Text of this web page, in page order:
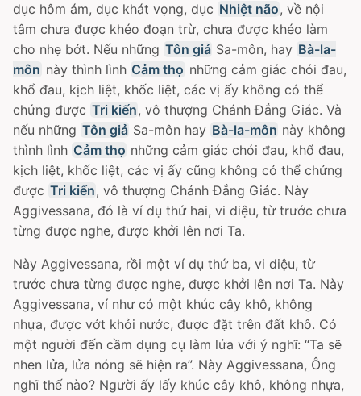
dục hôm ám, dục khát vọng, dục Nhiệt não, về nội
tâm chưa được khéo đoạn trừ, chưa được khéo làm
cho nhẹ bớt. Nếu những Tôn giả Sa-môn, hay Bà-la-
môn này thình lình Cảm thọ những cảm giác chói đau,
khổ đau, kịch liệt, khốc liệt, các vị ấy không có thể
chứng được Tri kiến, vô thượng Chánh Ðẳng Giác. Và
nếu những Tôn giả Sa-môn hay Bà-la-môn này không
thình lình Cảm thọ những cảm giác chói đau, khổ đau,
kịch liệt, khốc liệt, các vị ấy cũng không có thể chứng
được Tri kiến, vô thượng Chánh Ðẳng Giác. Này
Aggivessana, đó là ví dụ thứ hai, vi diệu, từ trước chưa
từng được nghe, được khởi lên nơi Ta.
Này Aggivessana, rồi một ví dụ thứ ba, vi diệu, từ
trước chưa từng được nghe, được khởi lên nơi Ta. Này
Aggivessana, ví như có một khúc cây khô, không
nhựa, được vớt khỏi nước, được đặt trên đất khô. Có
một người đến cầm dụng cụ làm lửa với ý nghĩ: “Ta sẽ
nhen lửa, lửa nóng sẽ hiện ra”. Này Aggivessana, Ông
nghĩ thế nào? Người ấy lấy khúc cây khô, không nhựa,